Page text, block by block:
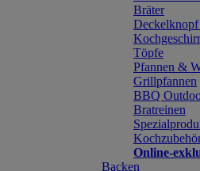
Bräter
Töpfe
Pfannen &
Grillpfannen
BBQ
Bratreinen
Online-
Backen